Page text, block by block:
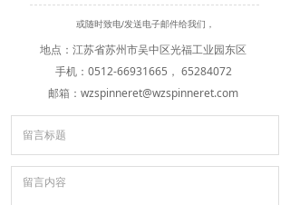
地点：江苏省苏州市吴中区光福工业园东区
手机： 0512-66931665， 65284072
邮箱：wzspinneret@wzspinneret.com
或随时致电/发送电子邮件给我们，